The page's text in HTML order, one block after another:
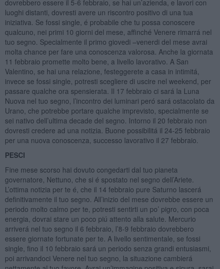
dovrebbero essere il 5-6 febbraio, se hai un’azienda, e lavori con
luoghi distanti, dovresti avere un riscontro positivo di una tua
iniziativa. Se fossi single, é probabile che tu possa conoscere
qualcuno, nei primi 10 giorni del mese, affinché Venere rimarrá nel
tuo segno. Specialmente il primo giovedi –venerdi del mese avrai
molta chance per fare una conoscenza valorosa. Anche la giornata
11 febbraio promette molto bene, a livello lavorativo. A San
Valentino, se hai una relazione, festeggerete a casa in intimitá,
invece se fossi single, potresti scegliere di uscire nel weekend, per
passare qualche ora spensierata. Il 17 febbraio ci sará la Luna
Nuova nel tuo segno, l’incontro dei luminari peró sará ostacolato da
Urano, che potrebbe portare qualche imprevisto, specialmente se
sei nativo dell’ultima decade del segno. Intorno il 20 febbraio non
dovresti credere ad una notizia. Buone possibilitá il 24-25 febbraio
per una nuova conoscenza, successo lavorativo il 27 febbraio.
PESCI
Fine mese scorso hai dovuto congedarti dal tuo pianeta
governatore, Nettuno, che si é spostato nel segno dell’Ariete.
L’ottima notizia per te é, che il 14 febbraio pure Saturno lascerá
definitivamente il tuo segno. All’inizio del mese dovrebbe essere un
periodo molto calmo per te, potresti sentirti un po’ pigro, con poca
energia, dovrai stare un poco piú attento alla salute. Mercurio
arriverá nel tuo segno il 6 febbraio, l’8-9 febbraio dovrebbero
essere giornate fortunate per te. A livello sentimentale, se fossi
single, fino il 10 febbraio sará un periodo senza grandi entusiasmi,
poi arrivandoci Venere nel tuo segno, la situazione cambierá